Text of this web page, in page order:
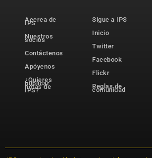
Acerca de
IPS
Nuestros
socios
Contáctenos
Apóyenos
¿Quieres
publicar
notas de
IPS?
Sigue a IPS
Inicio
Twitter
Facebook
Flickr
Reglas de
comunidad